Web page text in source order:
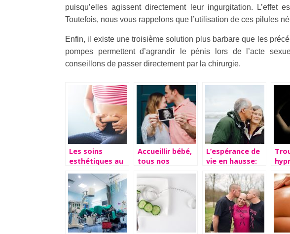
puisqu’elles agissent directement leur ingurgitation. L’effet
Toutefois, nous vous rappelons que l’utilisation de ces pilules
Enfin, il existe une troisième solution plus barbare que les
pompes permettent d’agrandir le pénis lors de l’acte
conseillons de passer directement par la chirurgie.
Les soins
esthétiques au
image
Accueillir bébé,
tous nos
L’espérance de
vie en hausse:
en bonne
santé?